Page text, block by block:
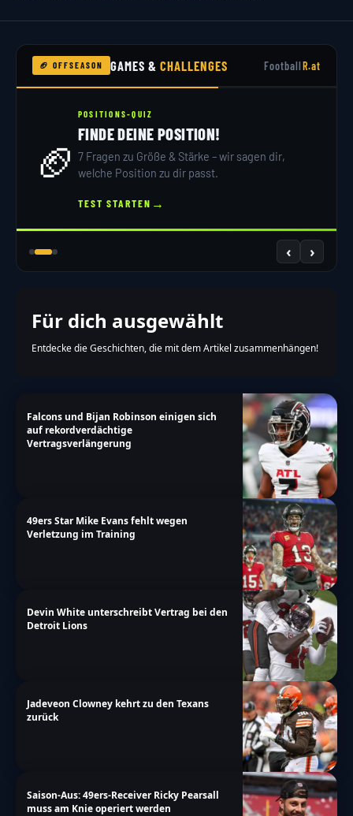
🏈 OFFSEASON GAMES &CHALLENGES FootballR.at
🏈
POSITIONS-QUIZ
FINDE DEINE POSITION!
7 Fragen zu Größe & Stärke – wir sagen dir,
welche Position zu dir passt.
TEST STARTEN →
‹ ›
Für dich ausgewählt
Entdecke die Geschichten, die mit dem Artikel zusammenhängen!
Falcons und Bijan Robinson einigen sich
auf rekordverdächtige
Vertragsverlängerung
49ers Star Mike Evans fehlt wegen
Verletzung im Training
Devin White unterschreibt Vertrag bei den
Detroit Lions
Jadeveon Clowney kehrt zu den Texans
zurück
Saison-Aus: 49ers-Receiver Ricky Pearsall
muss am Knie operiert werden